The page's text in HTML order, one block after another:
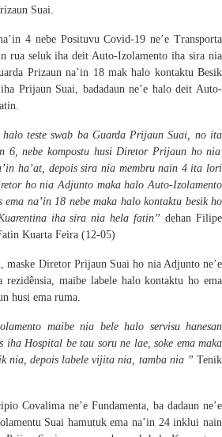
Suai.
4 nebe Posituvu Covid-19 ne’e Transporta
rua seluk iha deit Auto-Izolamento iha sira nia
Prizaun na’in 18 makhalo kontaktuBesik
Prijaun Suai, badadaun ne’e halo deit Auto-
teste swab ba GuardaPrijaunSuai, no ita
6,nebekompostu husi Diretor Prijaun ho nia
ha’at, depois sira nia membru nain 4 ita lori
ho nia Adjunto maka halo Auto-Izolamento
ema na’in 18 nebe maka halo kontaktu besikho
iha sira nia hela fatin” dehan Filipe
Kuarta Feira (12-05)
,maske Diretor Prijaun Suai ho nia Adjunto ne’e
maibe labele halo kontaktu ho ema
husi ema ruma.
maibe nia bele halo servisu hanesan
iha Hospital be tau soru ne lae, soke ema maka
nia, depois labele vijita nia, tamba nia ” Tenik
ipio Covalima ne’e Fundamenta , ba dadaun ne’e
u Suai hamutukema na’in 24 inklui nain